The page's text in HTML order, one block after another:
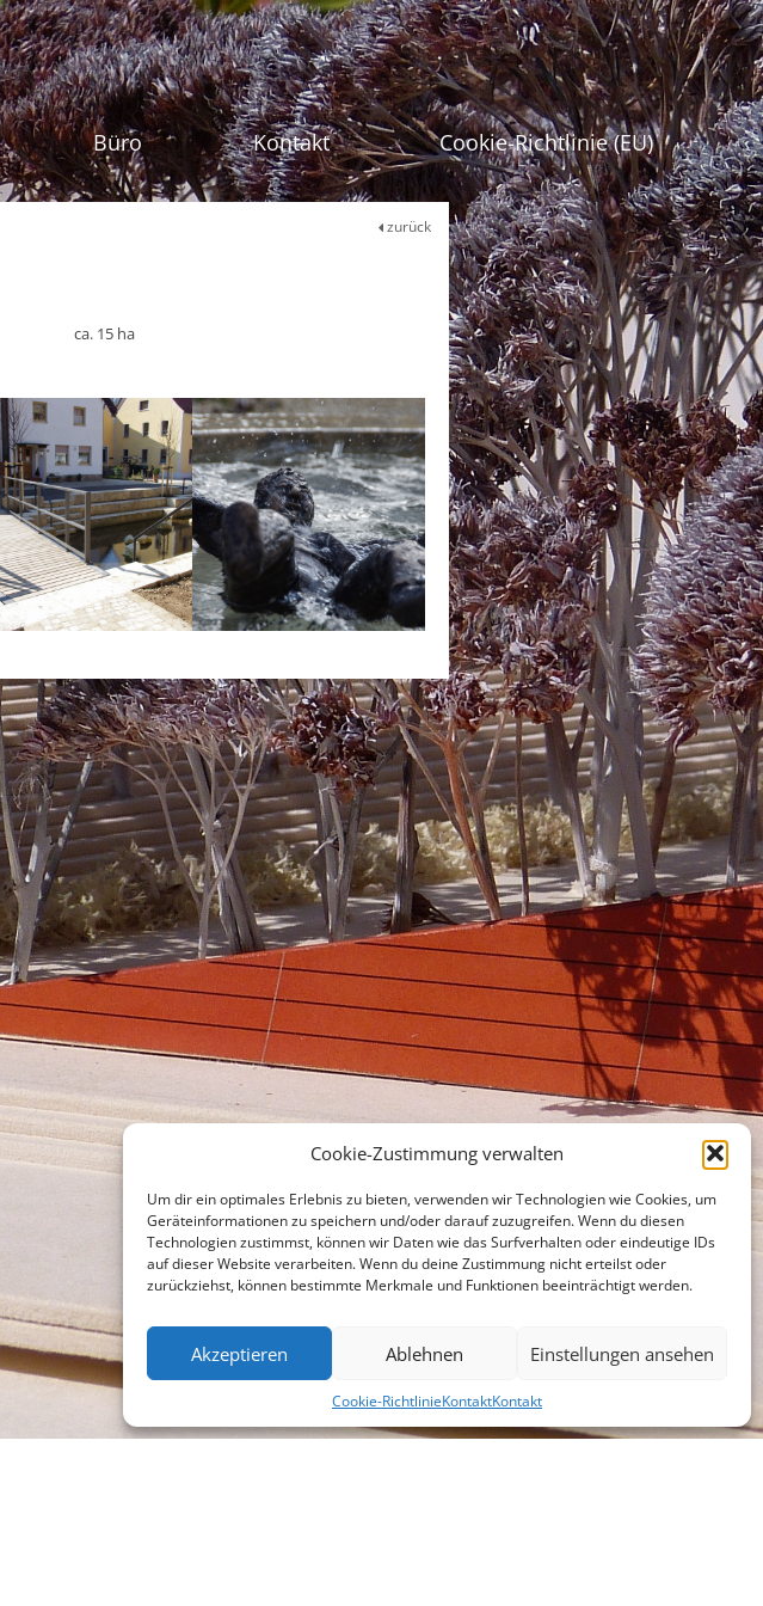
Cookie-Zustimmung verwalten
Um dir ein optimales Erlebnis zu bieten, verwenden wir Technologien wie Cookies, um
Geräteinformationen zu speichern und/oder darauf zuzugreifen. Wenn du diesen
Technologien zustimmst, können wir Daten wie das Surfverhalten oder eindeutige IDs
auf dieser Website verarbeiten. Wenn du deine Zustimmung nicht erteilst oder
zurückziehst, können bestimmte Merkmale und Funktionen beeinträchtigt werden.
Akzeptieren Ablehnen Einstellungen ansehen
Cookie-RichtlinieKontaktKontakt
Zum Inhalt springen
Büro Kontakt Cookie-Richtlinie (EU)
zurück
ca. 15 ha